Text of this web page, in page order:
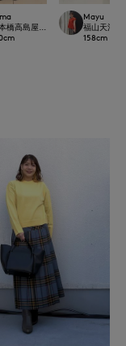
橋高島屋SC SUPERIOR CLOSET
cm
Mayu
福山天満
158cm